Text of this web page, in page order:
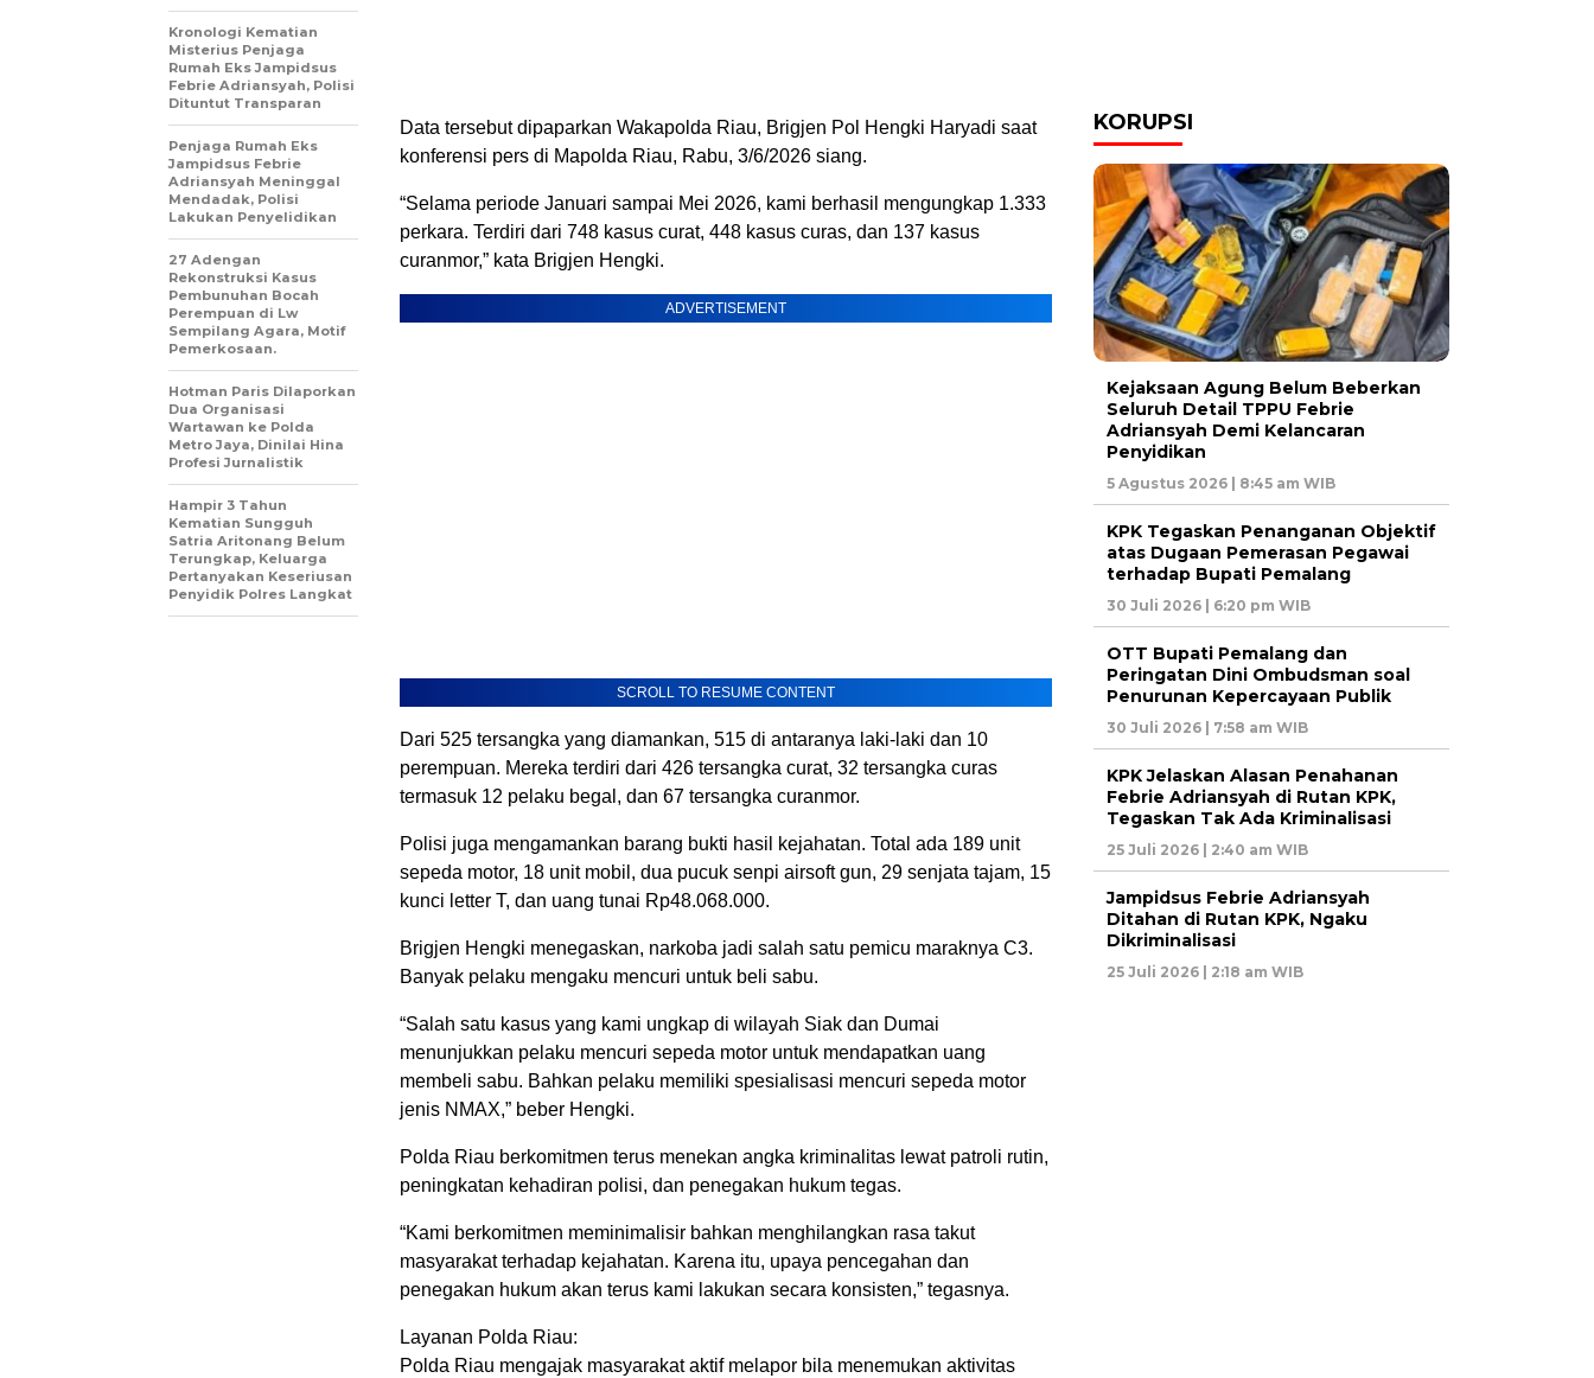
Data tersebut dipaparkan Wakapolda Riau, Brigjen Pol Hengki Haryadi saat
konferensi pers di Mapolda Riau, Rabu, 3/6/2026 siang.
“Selama periode Januari sampai Mei 2026, kami berhasil mengungkap 1.333
perkara. Terdiri dari 748 kasus curat, 448 kasus curas, dan 137 kasus
curanmor,” kata Brigjen Hengki.
ADVERTISEMENT
SCROLL TO RESUME CONTENT
Dari 525 tersangka yang diamankan, 515 di antaranya laki-laki dan 10
perempuan. Mereka terdiri dari 426 tersangka curat, 32 tersangka curas
termasuk 12 pelaku begal, dan 67 tersangka curanmor.
Polisi juga mengamankan barang bukti hasil kejahatan. Total ada 189 unit
sepeda motor, 18 unit mobil, dua pucuk senpi airsoft gun, 29 senjata tajam, 15
kunci letter T, dan uang tunai Rp48.068.000.
Brigjen Hengki menegaskan, narkoba jadi salah satu pemicu maraknya C3.
Banyak pelaku mengaku mencuri untuk beli sabu.
“Salah satu kasus yang kami ungkap di wilayah Siak dan Dumai
menunjukkan pelaku mencuri sepeda motor untuk mendapatkan uang
membeli sabu. Bahkan pelaku memiliki spesialisasi mencuri sepeda motor
jenis NMAX,” beber Hengki.
Polda Riau berkomitmen terus menekan angka kriminalitas lewat patroli rutin,
peningkatan kehadiran polisi, dan penegakan hukum tegas.
“Kami berkomitmen meminimalisir bahkan menghilangkan rasa takut
masyarakat terhadap kejahatan. Karena itu, upaya pencegahan dan
penegakan hukum akan terus kami lakukan secara konsisten,” tegasnya.
Layanan Polda Riau:
Polda Riau mengajak masyarakat aktif melapor bila menemukan aktivitas
Kronologi Kematian
Misterius Penjaga
Rumah Eks Jampidsus
Febrie Adriansyah, Polisi
Dituntut Transparan
Penjaga Rumah Eks
Jampidsus Febrie
Adriansyah Meninggal
Mendadak, Polisi
Lakukan Penyelidikan
27 Adengan
Rekonstruksi Kasus
Pembunuhan Bocah
Perempuan di Lw
Sempilang Agara, Motif
Pemerkosaan.
Hotman Paris Dilaporkan
Dua Organisasi
Wartawan ke Polda
Metro Jaya, Dinilai Hina
Profesi Jurnalistik
Hampir 3 Tahun
Kematian Sungguh
Satria Aritonang Belum
Terungkap, Keluarga
Pertanyakan Keseriusan
Penyidik Polres Langkat
KORUPSI
Kejaksaan Agung Belum Beberkan
Seluruh Detail TPPU Febrie
Adriansyah Demi Kelancaran
Penyidikan
5 Agustus 2026 | 8:45 am WIB
KPK Tegaskan Penanganan Objektif
atas Dugaan Pemerasan Pegawai
terhadap Bupati Pemalang
30 Juli 2026 | 6:20 pm WIB
OTT Bupati Pemalang dan
Peringatan Dini Ombudsman soal
Penurunan Kepercayaan Publik
30 Juli 2026 | 7:58 am WIB
KPK Jelaskan Alasan Penahanan
Febrie Adriansyah di Rutan KPK,
Tegaskan Tak Ada Kriminalisasi
25 Juli 2026 | 2:40 am WIB
Jampidsus Febrie Adriansyah
Ditahan di Rutan KPK, Ngaku
Dikriminalisasi
25 Juli 2026 | 2:18 am WIB